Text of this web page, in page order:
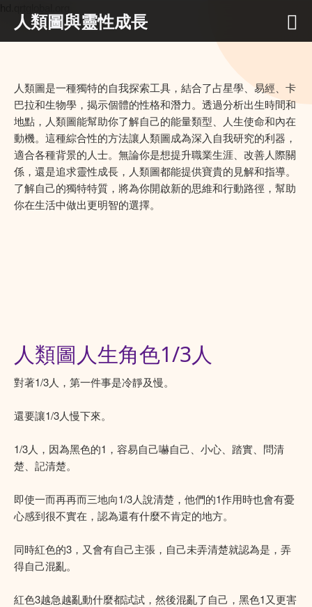
人類圖與靈性成長
人類圖是一種獨特的自我探索工具，結合了占星學、易經、卡
巴拉和生物學，揭示個體的性格和潛力。透過分析出生時間和
地點，人類圖能幫助你了解自己的能量類型、人生使命和內在
動機。這種綜合性的方法讓人類圖成為深入自我研究的利器，
適合各種背景的人士。無論你是想提升職業生涯、改善人際關
係，還是追求靈性成長，人類圖都能提供寶貴的見解和指導。
了解自己的獨特特質，將為你開啟新的思維和行動路徑，幫助
你在生活中做出更明智的選擇。
人類圖人生角色1/3人
對著1/3人，第一件事是冷靜及慢。
還要讓1/3人慢下來。
1/3人，因為黑色的1，容易自己嚇自己、小心、踏實、問清
楚、記清楚。
即使一而再再而三地向1/3人說清楚，他們的1作用時也會有憂
心感到很不實在，認為還有什麼不肯定的地方。
同時紅色的3，又會有自己主張，自己未弄清楚就認為是，弄
得自己混亂。
紅色3越急越亂動什麼都試試，然後混亂了自己，黑色1又更害